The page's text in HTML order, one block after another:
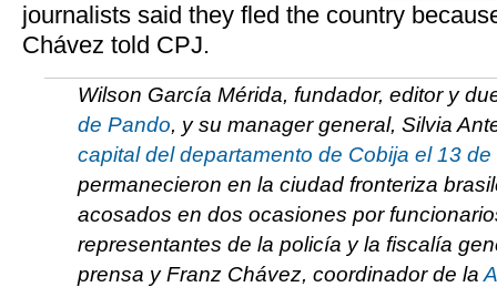
journalists said they fled the country
Chávez told CPJ.
Wilson García Mérida, fundador, editor y
de Pando, y su manager general, Silvia
capital del departamento de Cobija el 13
permanecieron en la ciudad fronteriza
acosados en dos ocasiones por
representantes de la policía y la fiscalía
prensa y Franz Chávez, coordinador de la